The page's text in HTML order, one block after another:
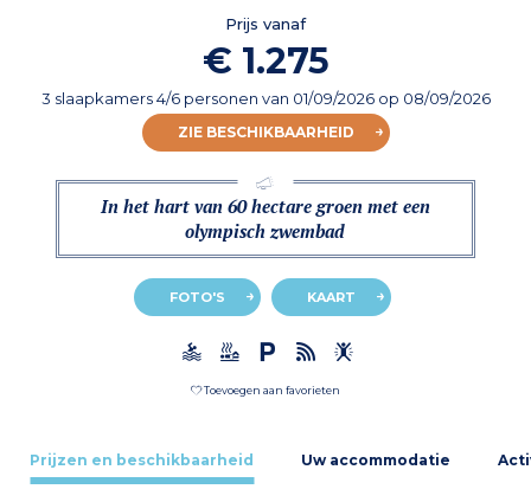
Prijs vanaf
€ 1.275
3 slaapkamers 4/6 personen van 01/09/2026op 08/09/2026
ZIE BESCHIKBAARHEID
In het hart van 60 hectare groen met een
olympisch zwembad
FOTO'S KAART
Toevoegen aan favorieten
Prijzen en beschikbaarheid Uw accommodatie